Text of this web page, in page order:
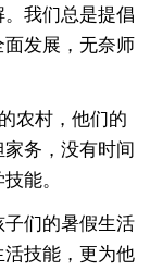
我们总是提倡
发展，无奈师
农村，他们的
务，没有时间
能。
们的暑假生活
技能，更为他